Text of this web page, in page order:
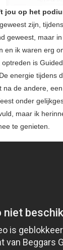
jou op het
zijn,
geweest, maar
en ik waren erg
is
energie tijdens
na de andere,
onder
maar ik
te genieten.